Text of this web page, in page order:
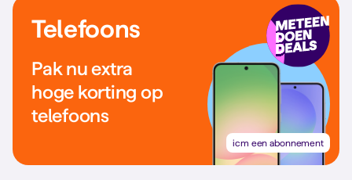
Telefoons
Pak nu extra
hoge korting op
telefoons
icm een abonnement